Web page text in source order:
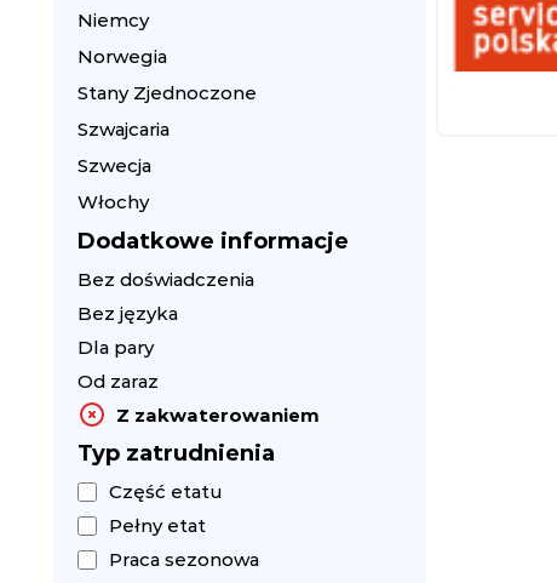
Niemcy
Norwegia
Stany Zjednoczone
Szwajcaria
Szwecja
Włochy
Dodatkowe informacje
Bez doświadczenia
Bez języka
Dla pary
Od zaraz
Z zakwaterowaniem
Typ zatrudnienia
Część etatu
Pełny etat
Praca sezonowa